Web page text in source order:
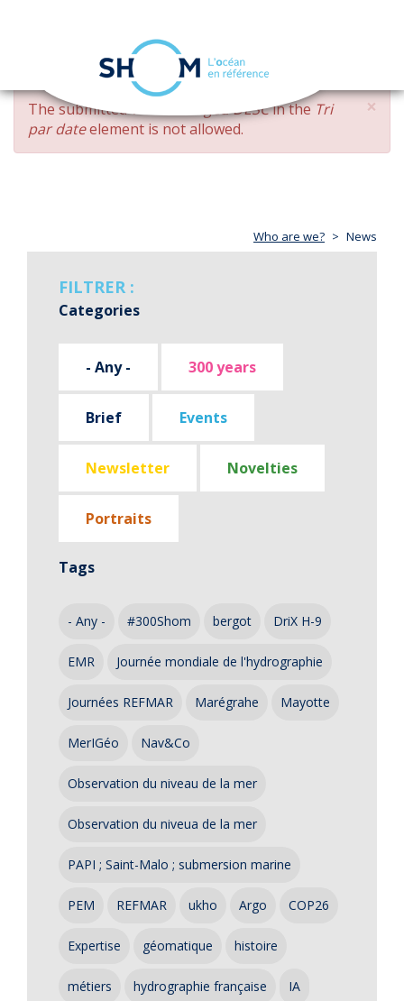
Skip
main
content
navigation
×
ERROR
MESSAGE
The submitted value changed DESCin the Tri
par dateelement is not allowed.
Who are we? News
FILTRER :
Categories
- Any - 300 years
Brief Events
Newsletter Novelties
Portraits
Tags
- Any - #300Shom bergot DriX H-9
EMR Journée mondiale de l'hydrographie
Journées REFMAR Marégrahe Mayotte
MerIGéo Nav&Co
Observation du niveau de la mer
Observation du niveua de la mer
PAPI ; Saint-Malo ; submersion marine
PEM REFMAR ukho Argo COP26
Expertise géomatique histoire
métiers hydrographie française IA